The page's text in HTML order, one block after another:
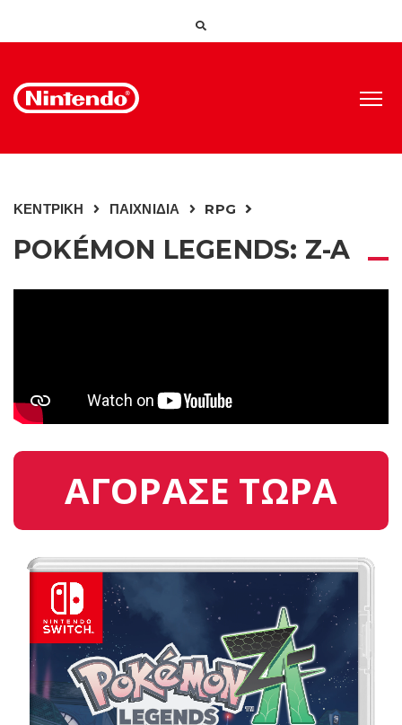
ΚΕΝΤΡΙΚΗ ΠΑΙΧΝΙΔΙΑ RPG
POKÉMON LEGENDS: Z-A
ΑΓΟΡΑΣΕ ΤΩΡΑ